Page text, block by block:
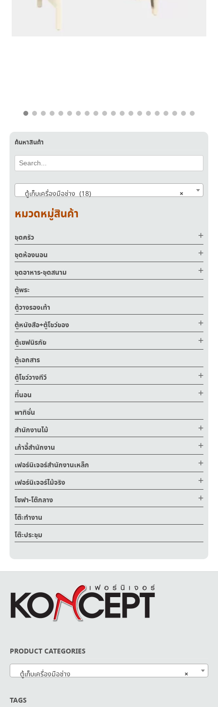
ค้นหาสินค้า
×
ตู้เก็บเครื่องมือช่าง (18)
หมวดหมู่สินค้า
ชุดครัว
ชุดห้องนอน
ชุดอาหาร-ชุดสนาม
ตู้พระ
ตู้วางรองเท้า
ตู้หนังสือ+ตู้โชว์ของ
ตู้เซฟนิรภัย
ตู้เอกสาร
ตู้โชว์วางทีวี
ที่นอน
พาทิชั่น
สำนักงานไม้
เก้าอี้สำนักงาน
เฟอร์นิเจอร์สำนักงานเหล็ก
เฟอร์นิเจอร์ไม้จริง
โซฟา-โต๊กลาง
โต๊ะทำงาน
โต๊ะประชุม
PRODUCT CATEGORIES
×
ตู้เก็บเครื่องมือช่าง
TAGS